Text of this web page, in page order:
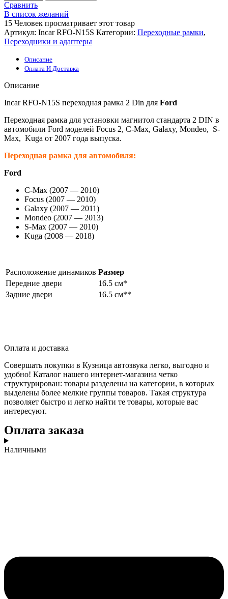
Сравнить
В список желаний
15 Человек просматривает этот товар
Артикул: Incar RFO-N15S Категории: Переходные рамки,
Переходники и адаптеры
Описание
Оплата И Доставка
Описание
Incar RFO-N15S переходная рамка 2 Din для Ford
Переходная рамка для установки магнитол стандарта 2 DIN в
автомобили Ford моделей Focus 2, C-Max, Galaxy, Mondeo, S-
Max, Kuga от 2007 года выпуска.
Переходная рамка для автомобиля:
Ford
C-Max (2007 — 2010)
Focus (2007 — 2010)
Galaxy (2007 — 2011)
Mondeo (2007 — 2013)
S-Max (2007 — 2010)
Kuga (2008 — 2018)
Расположение динамиков Размер
Передние двери
16.5 см*
Задние двери
16.5 см**
Оплата и доставка
Совершать покупки в Кузница автозвука легко, выгодно и
удобно! Каталог нашего интернет-магазина четко
структурирован: товары разделены на категории, в которых
выделены более мелкие группы товаров. Такая структура
позволяет быстро и легко найти те товары, которые вас
интересуют.
Оплата заказа
Наличными